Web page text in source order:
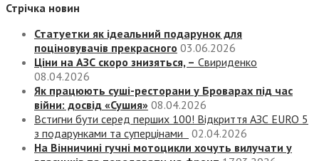
Стрічка новин
Статуетки як ідеальний подарунок для
поціновувачів прекрасного 03.06.2026
Ціни на АЗС скоро знизяться, – Свириденко
08.04.2026
Як працюють суші-ресторани у Броварах під час
війни: досвід «Сушия» 08.04.2026
Встигни бути серед перших 100! Відкриття АЗС EURO 5
з подарунками та суперцінами
02.04.2026
На Вінничині гучні мотоцикли хочуть вилучати у